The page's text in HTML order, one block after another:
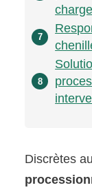
7
8
Discrètes